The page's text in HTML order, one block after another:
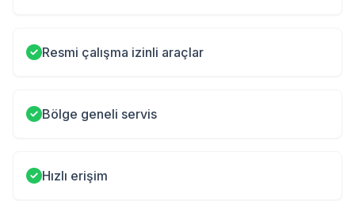
Resmi çalışma izinli araçlar
Bölge geneli servis
Hızlı erişim